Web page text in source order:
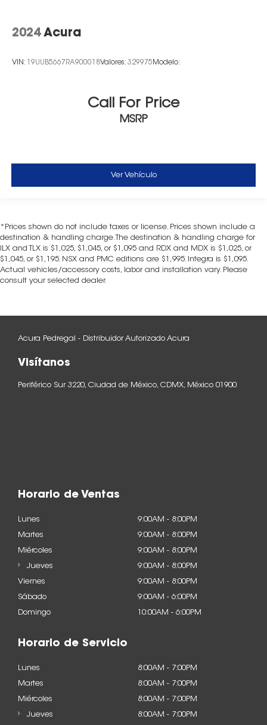
2024 Acura
VIN: 19UUB5667RA900018Valores: 329975 Modelo:
Call For Price
MSRP
Ver Vehículo
*Prices shown do not include taxes or license. Prices shown include a
destination & handling charge. The destination & handling charge for
ILX and TLX is $1,025, $1,045, or $1,095 and RDX and MDX is $1,025, or
$1,045, or $1,195. NSX and PMC editions are $1,995. Integra is $1,095.
Actual vehicles/accessory costs, labor and installation vary. Please
consult your selected dealer.
Acura Pedregal - Distribuidor Autorizado Acura
Visítanos
Periférico Sur 3220, Ciudad de México, CDMX, México 01900
Horario de Ventas
Lunes
9:00AM - 8:00PM
Martes
9:00AM - 8:00PM
Miércoles
9:00AM - 8:00PM
Jueves
9:00AM - 8:00PM
Viernes
9:00AM - 8:00PM
Sábado
9:00AM - 6:00PM
Domingo
10:00AM - 6:00PM
Horario de Servicio
Lunes
8:00AM - 7:00PM
Martes
8:00AM - 7:00PM
Miércoles
8:00AM - 7:00PM
Jueves
8:00AM - 7:00PM